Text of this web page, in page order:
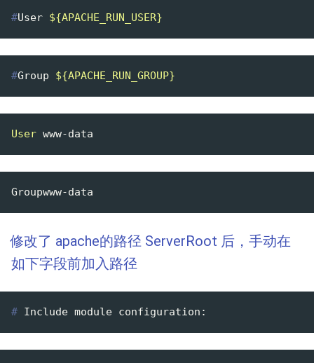
#User ${APACHE_RUN_USER}
#Group ${APACHE_RUN_GROUP}
User
修改了 apache的路径 ServerRoot 后，手动在
如下字段前加入路径
# Include module configuration: